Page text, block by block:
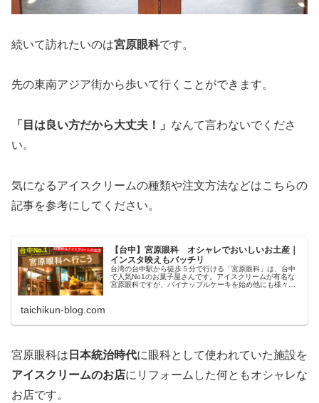
続いて訪れたいのは宮原眼科です。
先の東南アジア街から歩いて行くことができます。
「目は良い方だから大丈夫！」 なんて言わないでくださ
い。
気になるアイスクリームの種類や注文方法などはこちらの
記事を参考にしてください。
【台中】宮原眼科 オシャレでおいしいお土産｜
インスタ映えもバッチリ
台湾の台中駅から徒歩５分で行ける「宮原眼科」は、台中
で人気No1のお菓子屋さんです。アイスクリームが有名な
宮原眼科ですが、パイナップルケーキを始め他にも様々な
taichikun-blog.com
宮原眼科は 日本統治時代に眼科として使われていた施設を
アイスクリームのお店にリフォームした何ともオシャレな
お店です。